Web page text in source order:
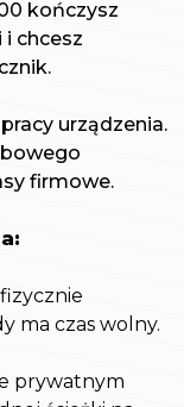
kończysz
chcesz
urządzenia.
firmowe.
ma czas wolny.
prywatnym